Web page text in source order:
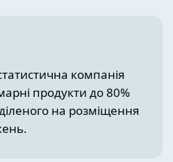
компанія
продукти до 80%
на розміщення